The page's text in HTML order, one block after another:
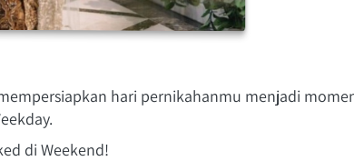
hari pernikahanmu menjadi
di Weekend!